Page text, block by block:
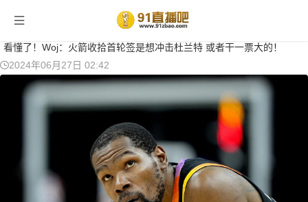
当前位置： 篮球新闻> 正文
看懂了！Woj：火箭收拾首轮签是想冲击杜兰特 或者干一票大的！
2024年06月27日 02:42